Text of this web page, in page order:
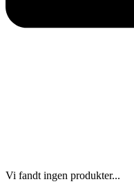
Vi fandt ingen produkter...